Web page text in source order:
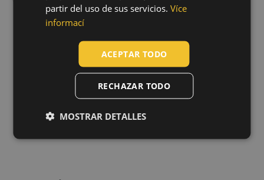
SPANISH
FRENCH
partir del uso de sus servicios. Více
informací
ACEPTAR TODO
RECHAZAR TODO
MOSTRAR DETALLES